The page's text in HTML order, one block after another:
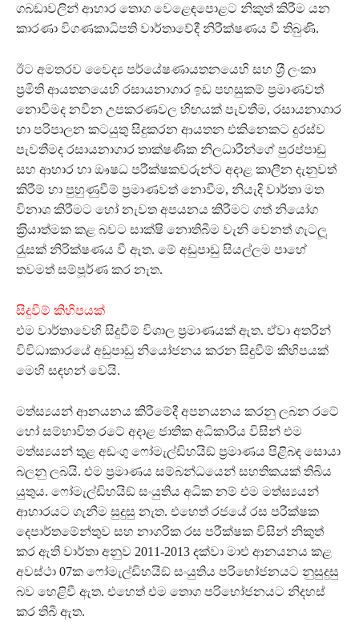
ගබඩාවලින් ආහාර තොග වෙළෙඳපොළට නිකුත් කිරීම යන
කාරණා විගණකාධිපති වාර්තාවේදී නිරීක්ෂණය වී තිබුණි.
ඊට අමතරව වෛද්‍ය පර්යේෂණායතනයෙහි සහ ශ‍්‍රී ලංකා
ප‍්‍රමිති ආයතනයෙහි රසායනාගාර ඉඩ පහසුකම් ප‍්‍රමාණවත්
නොවීමද නවීන උපකරණවල හිඟයක් පැවතීම, රසායනාගාර
හා පරිපාලන කටයුතු සිදුකරන ආයතන එකිනෙකට දුරස්ව
පැවතීමද රසායනාගාර තාක්ෂණික නිලධාරීන්ගේ පුරප්පාඩු
සහ ආහාර හා ඖෂධ පරීක්ෂකවරුන්ට අදාළ කාලීන දැනුවත්
කිරීම් හා පුහුණුවීම් ප‍්‍රමාණවත් නොවීම, නියැදි වාර්තා මත
විනාශ කිරීමට හෝ නැවත අපයනය කිරීමට ගත් නියෝග
ක‍්‍රියාත්මක කළ බවට සාක්ෂි නොතිබීම වැනි වෙනත් ගැටලූ‍
රැුසක් නිරික්ෂණය වී ඇත. මේ අඩුපාඩු සියල්ලම පාහේ
තවමත් සම්පූර්ණ කර නැත.
සිදුවීම් කිහිපයක්
එම වාර්තාවෙහි සිදුවීම් විශාල ප‍්‍රමාණයක් ඇත. ඒවා අතරින්
විවිධාකාරයේ අඩුපාඩු නියෝජනය කරන සිදුවීම් කිහිපයක්
මෙහි සඳහන් වෙයි.
මත්ස්‍යයන් ආනයනය කිරීමේදී අපනයනය කරනු ලබන රටේ
හෝ සම්භාවිත රටේ අදාළ ජාතික අධිකාරිය විසින් එම
මත්ස්‍යයන් තුළ අඩංගු ෆෝමැල්ඩිහයිඞ් ප‍්‍රමාණය පිළිබඳ සොයා
බලනු ලබයි. එම ප‍්‍රමාණය සම්බන්ධයෙන් සහතිකයක් තිබිය
යුතුය. ෆෝමැල්ඩිහයිඞ් සංයුතිය අධික නම් එම මත්ස්‍යයන්
ආහාරයට ගැනීම සුදුසු නැත. එහෙත් රජයේ රස පරීක්ෂක
දෙපාර්තමේන්තුව සහ නාගරික රස පරීක්ෂක විසින් නිකුත්
කර ඇති වාර්තා අනුව 2011-2013 දක්වා මාළු ආනයනය කළ
අවස්ථා 07ක ෆෝමැල්ඩිහයිඞ් සංයුතිය පරිභෝජනයට නුසුදුසු
බව හෙළිවී ඇත. එහෙත් එම තොග පරිභෝජනයට නිදහස්
කර තිබී ඇත.